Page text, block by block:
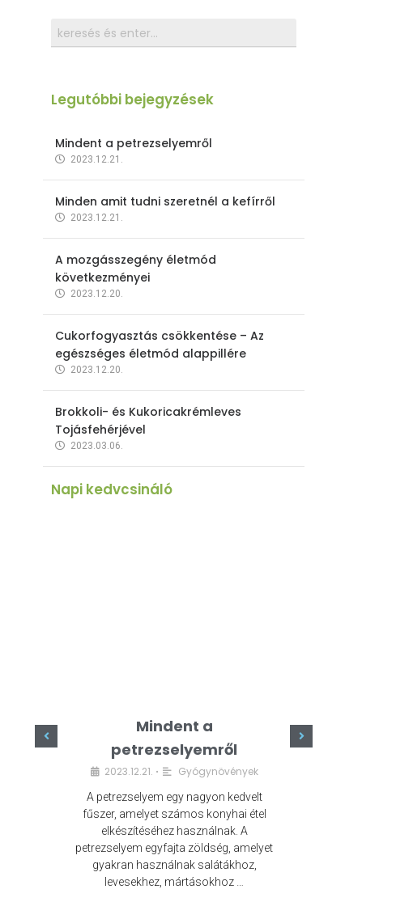
Legutóbbi bejegyzések
Mindent a petrezselyemről
2023.12.21.
Minden amit tudni szeretnél a kefírről
2023.12.21.
A mozgásszegény életmód
következményei
2023.12.20.
Cukorfogyasztás csökkentése – Az
egészséges életmód alappillére
2023.12.20.
Brokkoli- és Kukoricakrémleves
Tojásfehérjével
2023.03.06.
Napi kedvcsináló
Mindent a
petrezselyemről
2023.12.21. • Gyógynövények
A petrezselyem egy nagyon kedvelt
fűszer, amelyet számos konyhai étel
elkészítéséhez használnak. A
petrezselyem egyfajta zöldség, amelyet
gyakran használnak salátákhoz,
levesekhez, mártásokhoz …